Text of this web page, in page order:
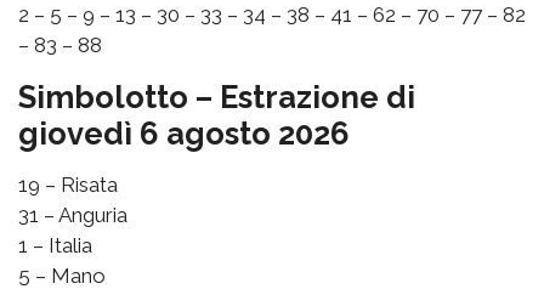
2 – 5 – 9 – 13 – 30 – 33 – 34 – 38 – 41 – 62 – 70 – 77 – 82
– 83 – 88
Simbolotto – Estrazione di
giovedì 6 agosto 2026
19 – Risata
31 – Anguria
1 – Italia
5 – Mano